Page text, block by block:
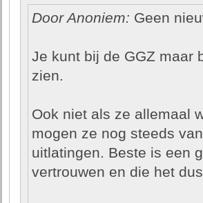
Door Anoniem: Geen
Je kunt bij de GGZ maar
zien.
Ook niet als ze allemaal
mogen ze nog steeds
uitlatingen. Beste is een
vertrouwen en die het